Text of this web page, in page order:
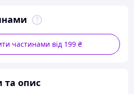
частинами від 199 ₴
та опис